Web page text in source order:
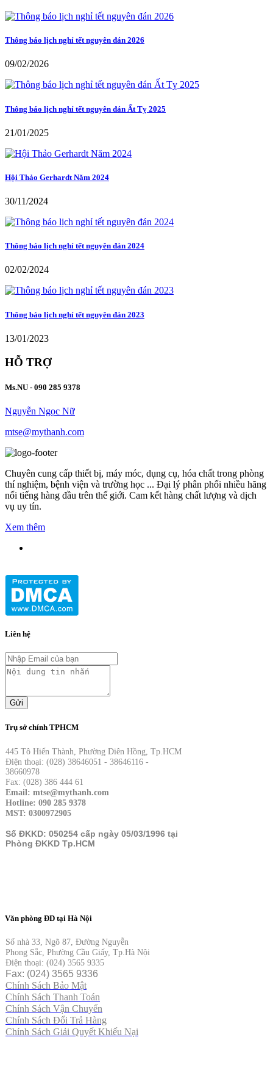
Thông báo lịch nghỉ tết nguyên đán 2026
09/02/2026
Thông báo lịch nghỉ tết nguyên đán Ất Tỵ 2025
21/01/2025
Hội Thảo Gerhardt Năm 2024
30/11/2024
Thông báo lịch nghỉ tết nguyên đán 2024
02/02/2024
Thông báo lịch nghỉ tết nguyên đán 2023
13/01/2023
HỖ TRỢ
Ms.NU - 090 285 9378
Nguyễn Ngọc Nữ
mtse@mythanh.com
Chuyên cung cấp thiết bị, máy móc, dụng cụ, hóa chất trong phòng
thí nghiệm, bệnh viện và trường học ... Đại lý phân phối nhiều hãng
nổi tiếng hàng đầu trên thế giới. Cam kết hàng chất lượng và dịch
vụ uy tín.
Xem thêm
Liên hệ
Gửi
Trụ sở chính TPHCM
445 Tô Hiến Thành, Phường Diên Hồng, Tp.HCM
Điện thoại: (028) 38646051 - 38646116 -
38660978
Fax: (028) 386 444 61
Email: mtse@mythanh.com
Hotline: 090 285 9378
MST: 0300972905
Số ĐKKD: 050254 cấp ngày 05/03/1996 tại
Phòng ĐKKD Tp.HCM
Văn phòng ĐD tại Hà Nội
Số nhà 33, Ngõ 87, Đường Nguyễn
Phong Sắc, Phường Cầu Giấy, Tp.Hà Nội
Điện thoại: (024) 3565 9335
Fax: (024) 3565 9336
Chính Sách Bảo Mật
Chính Sách Thanh Toán
Chính Sách Vận Chuyển
Chính Sách Đổi Trả Hàng
Chính Sách Giải Quyết Khiếu Nại